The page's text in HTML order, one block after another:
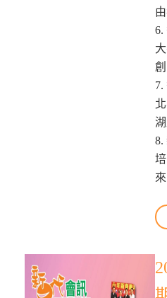
6.
7.
8.
來